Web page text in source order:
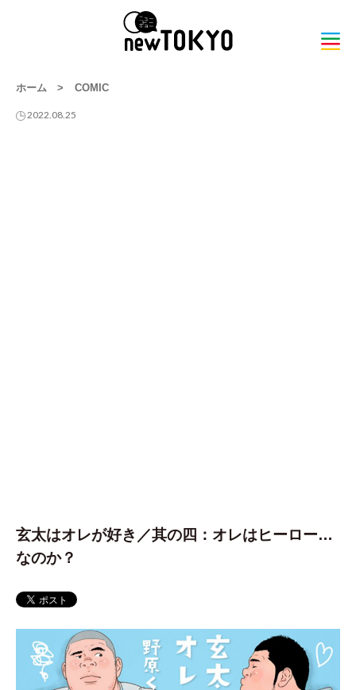
ホーム > COMIC
2022.08.25
玄太はオレが好き／其の四：オレはヒーロー…
なのか？